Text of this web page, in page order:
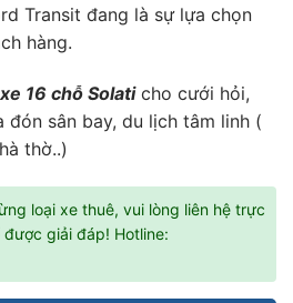
Transit đang là sự lựa chọn
hàng.
16 chỗ Solaticho cưới hỏi,
đón sân bay, du lịch tâm linh (
thờ..)
loại xe thuê, vui lòng liên hệ trực
giải đáp! Hotline: